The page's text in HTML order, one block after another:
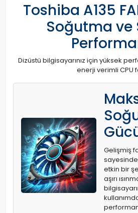
Toshiba A135
Soğutma ve
Dizüstü bilgisayarınız için yüksek
enerji verimli CPU
Gelişmiş
sayesinde,
etkin bir
aşırı